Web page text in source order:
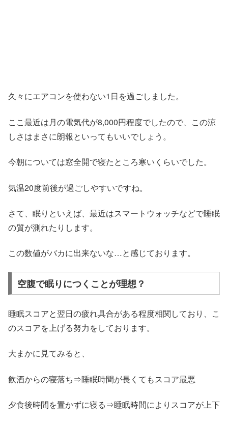
久々にエアコンを使わない1日を過ごしました。
ここ最近は月の電気代が8,000円程度でしたので、この涼
しさはまさに朗報といってもいいでしょう。
今朝については窓全開で寝たところ寒いくらいでした。
気温20度前後が過ごしやすいですね。
さて、眠りといえば、最近はスマートウォッチなどで睡眠
の質が測れたりします。
この数値がバカに出来ないな…と感じております。
空腹で眠りにつくことが理想？
睡眠スコアと翌日の疲れ具合がある程度相関しており、こ
のスコアを上げる努力をしております。
大まかに見てみると、
飲酒からの寝落ち⇒睡眠時間が長くてもスコア最悪
夕食後時間を置かずに寝る⇒睡眠時間によりスコアが上下